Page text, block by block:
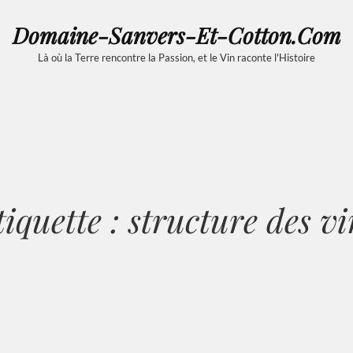
Domaine-Sanvers-Et-Cotton.com
Là où la Terre rencontre la Passion, et le Vin raconte l'Histoire
:structure des